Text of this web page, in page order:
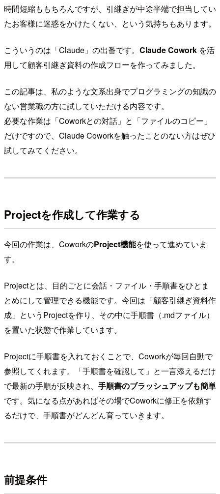
時間短縮ももちろんですが、引継ぎが中途半端で担当してい
たお客様に迷惑をかけたくない、という気持ちもあります。
こういうのは「Claude」の出番です。 Claude Cowork を活
用して顧客引継ぎ資料の作成フローを作ってみました。
この記事は、私のような文系出身でプログラミングの知識の
ない営業職の方に試していただける内容です。
必要な作業は「Coworkとの対話」と「ファイルのコピー」
だけですので、Claude Coworkを触ったことのない方はぜひ
試してみてください。
Projectを作成して作業する
今回の作業は、CoworkのProject機能を使って進めていま
す。
Projectとは、目的ごとに会話・ファイル・手順書をひとま
とめにして管理できる機能です。今回は「顧客引継ぎ資料作
成」というProjectを作り、その中に手順書（.mdファイル）
を置いた状態で作業しています。
Projectに手順書を入れておくことで、Coworkが毎回自動で
参照してくれます。「手順書を確認して」と一言添えるだけ
で最新の手順が反映され、 手順書のブラッシュアップも簡単
です。気になる点があればその場でCoworkに修正を依頼す
るだけで、手順書がどんどん育っていきます。
前提条件